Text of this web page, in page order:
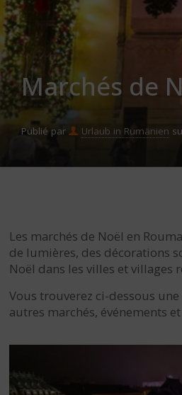
Marchés de
Publié par Urlaub in Rumänien
Les marchés de Noël en
de lumières, des décorations
Noël dans les villes et villages
Vous trouverez ci-dessous
autres marchés, événements